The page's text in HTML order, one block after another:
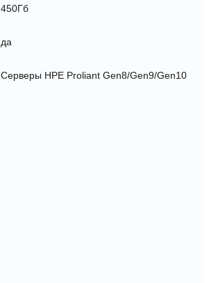
450Гб
да
Серверы HPE Proliant Gen8/Gen9/Gen10